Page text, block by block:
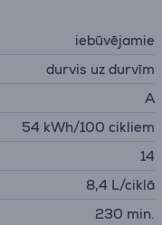
iebūvējamie
durvis uz durvīm
A
54 kWh/100 cikliem
14
8,4 L/ciklā
230 min.